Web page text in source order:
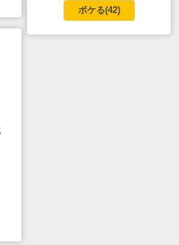
ボケる(42)